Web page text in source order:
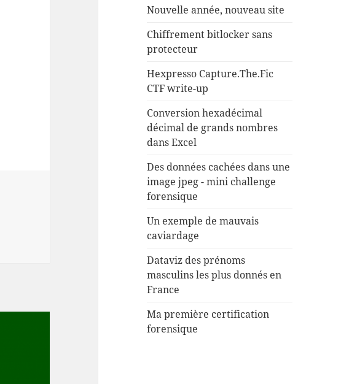
Nouvelle année, nouveau site
Chiffrement bitlocker sans
protecteur
Hexpresso Capture.The.Fic
CTF write-up
Conversion hexadécimal
décimal de grands nombres
dans Excel
Des données cachées dans une
image jpeg - mini challenge
forensique
Un exemple de mauvais
caviardage
Dataviz des prénoms
masculins les plus donnés en
France
Ma première certification
forensique